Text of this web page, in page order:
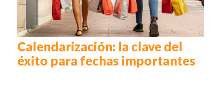
Calendarización: la clave del
éxito para fechas importantes